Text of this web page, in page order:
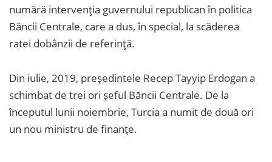
numără intervenția guvernului republican în politica
Băncii Centrale, care a dus, în special, la scăderea
ratei dobânzii de referință.
Din iulie, 2019, președintele Recep Tayyip Erdogan a
schimbat de trei ori șeful Băncii Centrale. De la
începutul lunii noiembrie, Turcia a numit de două ori
un nou ministru de finanțe.